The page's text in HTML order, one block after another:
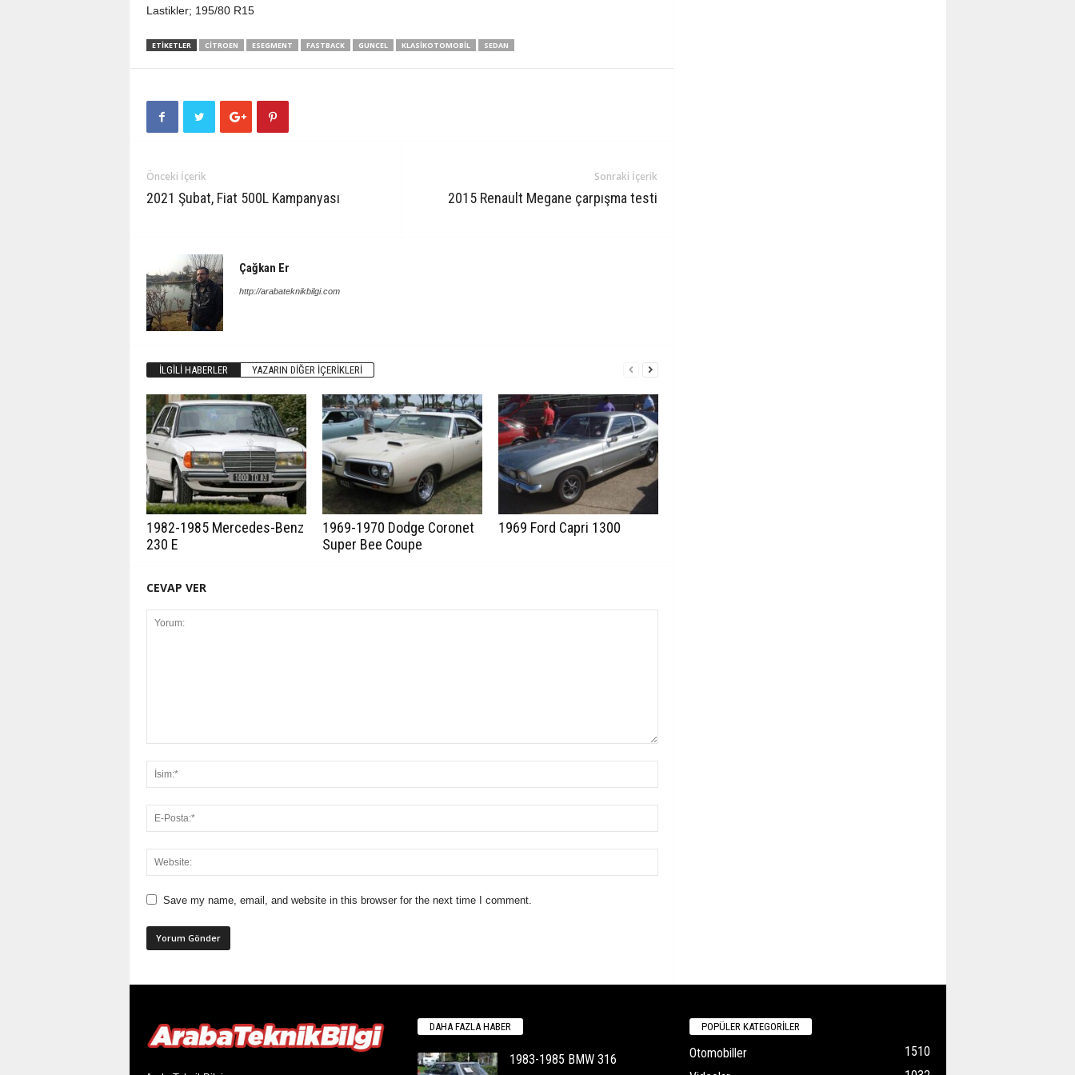
Lastikler; 195/80 R15
ETIKETLER CITROEN ESEGMENT FASTBACK GUNCEL KLASIKOTOMOBIL SEDAN
Önceki İçerik
2021 Şubat, Fiat 500L Kampanyası
Sonraki İçerik
2015 Renault Megane çarpışma testi
Çağkan Er
http://arabateknikbilgi.com
İLGILI HABERLER YAZARIN DIĞER İÇERIKLERI
1982-1985 Mercedes-Benz
230 E
1969-1970 Dodge Coronet
Super Bee Coupe
1969 Ford Capri 1300
CEVAP VER
Save my name, email, and website in this browser for the next time I comment.
DAHA FAZLA HABER
1983-1985 BMW 316
POPÜLER KATEGORİLER
Otomobiller
1510